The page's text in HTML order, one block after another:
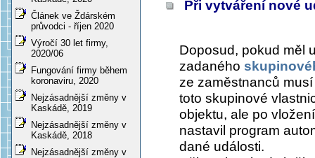
Článek ve Ždárském
průvodci - říjen 2020
Výročí 30 let firmy,
2020/06
Fungování firmy během
koronaviru, 2020
Nejzásadnější změny v
Kaskádě, 2019
Nejzásadnější změny v
Kaskádě, 2018
Nejzásadnější změny v
Při vytváření nové
Doposud, pokud měl
zadaného
ze zaměstnanců
toto skupinové
objektu, ale po
nastavil program
dané události.